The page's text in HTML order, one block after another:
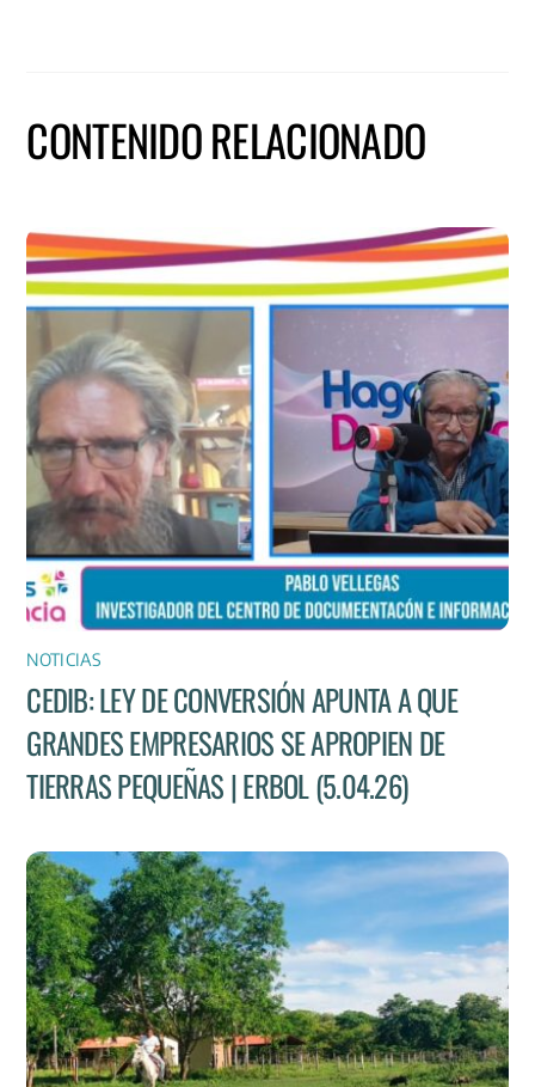
CONTENIDO RELACIONADO
NOTICIAS
CEDIB: LEY DE CONVERSIÓN APUNTA A QUE
GRANDES EMPRESARIOS SE APROPIEN DE
TIERRAS PEQUEÑAS | ERBOL (5.04.26)